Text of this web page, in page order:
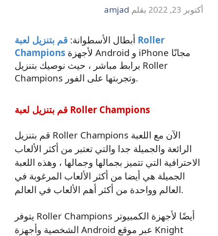
أكتوبر 23, 2022 بقلم amjad
أبطال الأسطوانة: قم بتنزيل لعبة Roller
Champions
برابط مباشر ، حيث نوصيك بتنزيل Roller
Champions وتجربتها على الفور.
قم بتنزيل لعبة Roller Champions
قم بتنزيل Roller Champions الآن مع اللعبة
الرائعة والجميلة جدا والتي تعتبر من أكثر الألعاب
الاحترافية التي تتميز بجمالها وجمالها ، وهذه اللعبة
الجميلة هي أيضا من أكثر الألعاب المرغوبة في
العالم وواحدة من أكثر أهم الألعاب في العالم.
يتوفر Roller Champions أيضًا لأجهزة الكمبيوتر
الشخصية وأجهزة Android عبر موقع Knight